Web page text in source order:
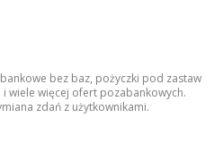
bez baz, pożyczki pod zastaw
wiele więcej ofert pozabankowych.
zdań z użytkownikami.